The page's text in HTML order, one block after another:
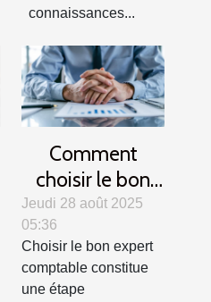
connaissances...
Comment
choisir le bon
expert
comptable pour
votre entreprise
Jeudi 28 août 2025
05:36
Choisir le bon expert
comptable constitue
une étape